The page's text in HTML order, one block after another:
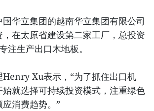
华立集团的越南华立集团有限公司
在太原省建设第二家工厂，总投资
注生产出口木地板。
Henry Xu表示，“为了抓住出口机
就选择可持续投资模式，注重绿色
消费趋势。”